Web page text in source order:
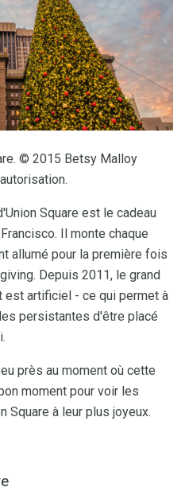
© 2015 Betsy Malloy
Square est le cadeau
Il monte chaque
allumé pour la première fois
Depuis 2011, le grand
est artificiel - ce qui permet à
persistantes d'être placé
près au moment où cette
moment pour voir les
Square à leur plus joyeux.